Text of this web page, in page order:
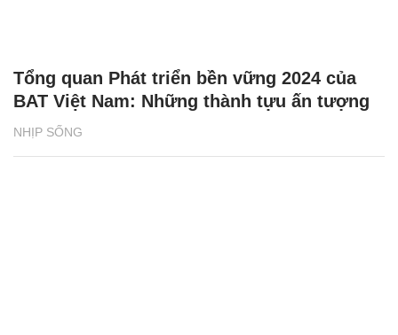
NHỊP SỐNG
Tổng quan Phát triển bền vững 2024 của
BAT Việt Nam: Những thành tựu ấn tượng